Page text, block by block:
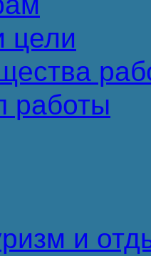
цели
работы
и